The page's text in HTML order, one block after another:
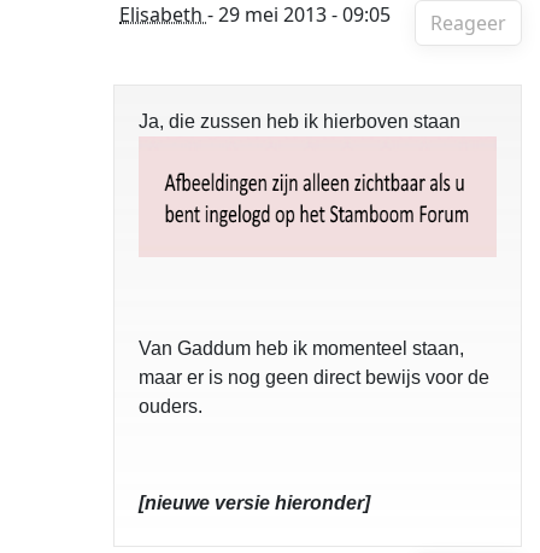
Reageer
Elisabeth - 29 mei 2013 - 09:05
Ja, die zussen heb ik hierboven staan
Van Gaddum heb ik momenteel staan,
maar er is nog geen direct bewijs voor de
ouders.
[nieuwe versie hieronder]